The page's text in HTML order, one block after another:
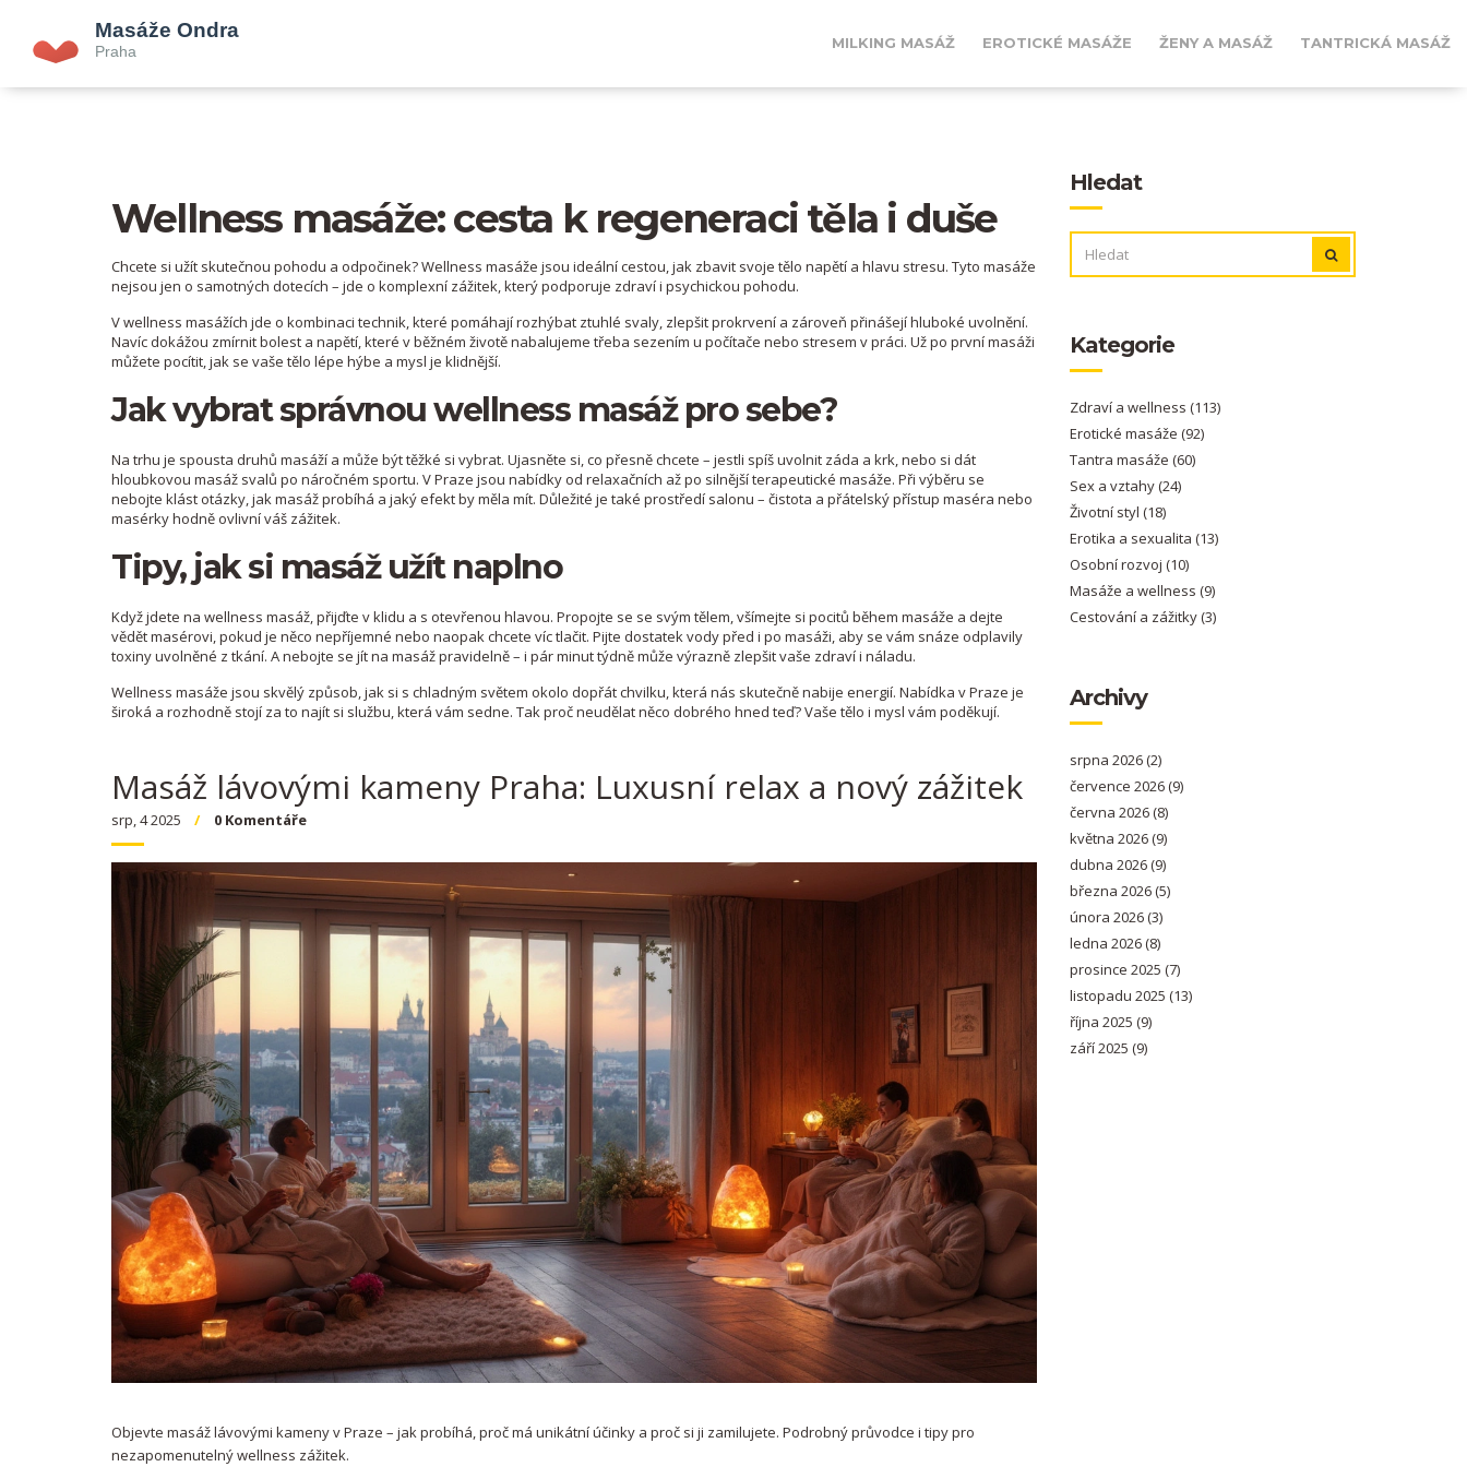
MILKING MASÁŽ EROTICKÉ MASÁŽE ŽENY A MASÁŽ TANTRICKÁ MASÁŽ
Wellness masáže: cesta k regeneraci těla i duše
Chcete si užít skutečnou pohodu a odpočinek? Wellness masáže jsou ideální cestou, jak zbavit svoje tělo napětí a hlavu stresu. Tyto masáže
nejsou jen o samotných dotecích – jde o komplexní zážitek, který podporuje zdraví i psychickou pohodu.
V wellness masážích jde o kombinaci technik, které pomáhají rozhýbat ztuhlé svaly, zlepšit prokrvení a zároveň přinášejí hluboké uvolnění.
Navíc dokážou zmírnit bolest a napětí, které v běžném životě nabalujeme třeba sezením u počítače nebo stresem v práci. Už po první masáži
můžete pocítit, jak se vaše tělo lépe hýbe a mysl je klidnější.
Jak vybrat správnou wellness masáž pro sebe?
Na trhu je spousta druhů masáží a může být těžké si vybrat. Ujasněte si, co přesně chcete – jestli spíš uvolnit záda a krk, nebo si dát
hloubkovou masáž svalů po náročném sportu. V Praze jsou nabídky od relaxačních až po silnější terapeutické masáže. Při výběru se
nebojte klást otázky, jak masáž probíhá a jaký efekt by měla mít. Důležité je také prostředí salonu – čistota a přátelský přístup maséra nebo
masérky hodně ovlivní váš zážitek.
Tipy, jak si masáž užít naplno
Když jdete na wellness masáž, přijďte v klidu a s otevřenou hlavou. Propojte se se svým tělem, všímejte si pocitů během masáže a dejte
vědět masérovi, pokud je něco nepříjemné nebo naopak chcete víc tlačit. Pijte dostatek vody před i po masáži, aby se vám snáze odplavily
toxiny uvolněné z tkání. A nebojte se jít na masáž pravidelně – i pár minut týdně může výrazně zlepšit vaše zdraví i náladu.
Wellness masáže jsou skvělý způsob, jak si s chladným světem okolo dopřát chvilku, která nás skutečně nabije energií. Nabídka v Praze je
široká a rozhodně stojí za to najít si službu, která vám sedne. Tak proč neudělat něco dobrého hned teď? Vaše tělo i mysl vám poděkují.
Masáž lávovými kameny Praha: Luxusní relax a nový zážitek
srp, 4 2025 0 Komentáře
Objevte masáž lávovými kameny v Praze – jak probíhá, proč má unikátní účinky a proč si ji zamilujete. Podrobný průvodce i tipy pro
nezapomenutelný wellness zážitek.
Hledat
Kategorie
Zdraví a wellness (113)
Erotické masáže (92)
Tantra masáže (60)
Sex a vztahy(24)
Životní styl (18)
Erotika a sexualita (13)
Osobní rozvoj (10)
Masáže a wellness (9)
Cestování a zážitky(3)
Archivy
srpna 2026(2)
července 2026(9)
června 2026(8)
května 2026(9)
dubna 2026(9)
března 2026(5)
února 2026(3)
ledna 2026(8)
prosince 2025 (7)
listopadu 2025 (13)
října 2025 (9)
září 2025 (9)